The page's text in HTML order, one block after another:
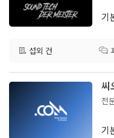
기
섭외 건
씨
전
기